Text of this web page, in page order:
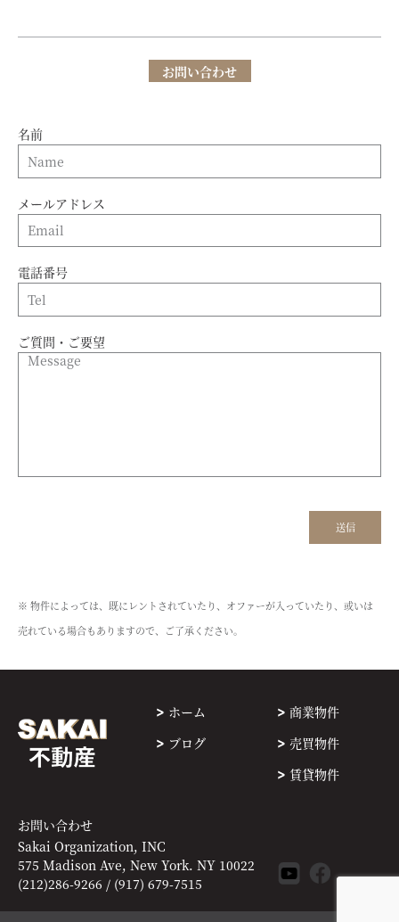
お問い合わせ
名前
メールアドレス
電話番号
ご質問・ご要望
※ 物件によっては、既にレントされていたり、オファーが入っていたり、或いは
売れている場合もありますので、ご了承ください。
ホーム
ブログ
商業物件
売買物件
賃貸物件
お問い合わせ
Sakai Organization, INC
575 Madison Ave, New York. NY 10022
(212)286-9266 / (917) 679-7515